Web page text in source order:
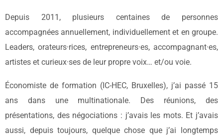
Depuis 2011, plusieurs centaines de personnes
accompagnées annuellement, individuellement et en groupe.
Leaders, orateurs·rices, entrepreneurs·es, accompagnant·es,
artistes et curieux·ses de leur propre voix… et/ou voie.
Économiste de formation (IC-HEC, Bruxelles), j’ai passé 15
ans dans une multinationale. Des réunions, des
présentations, des négociations : j’avais les mots. Et j’avais
aussi, depuis toujours, quelque chose que j’ai longtemps